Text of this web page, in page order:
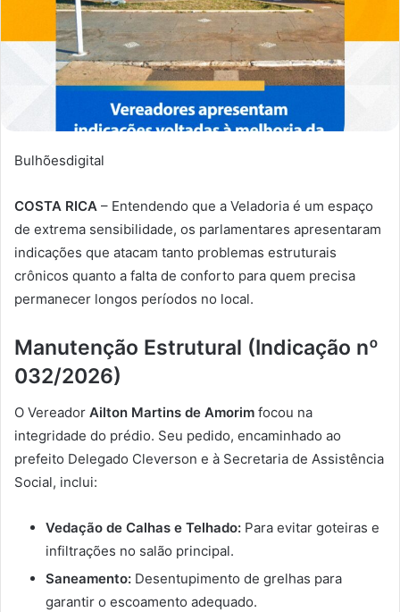
Bulhõesdigital
COSTA RICA – Entendendo que a Veladoria é um espaço
de extrema sensibilidade, os parlamentares apresentaram
indicações que atacam tanto problemas estruturais
crônicos quanto a falta de conforto para quem precisa
permanecer longos períodos no local.
Manutenção Estrutural (Indicação nº
032/2026)
O Vereador Ailton Martins de Amorim focou na
integridade do prédio. Seu pedido, encaminhado ao
prefeito Delegado Cleverson e à Secretaria de Assistência
Social, inclui:
Vedação de Calhas e Telhado: Para evitar goteiras e
infiltrações no salão principal.
Saneamento: Desentupimento de grelhas para
garantir o escoamento adequado.